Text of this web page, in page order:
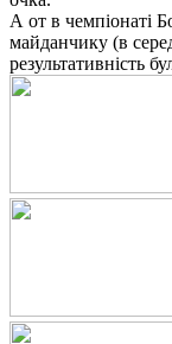
А от в чемпіонаті
майданчику (в
результативність